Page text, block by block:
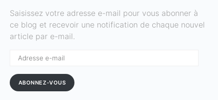
Saisissez votre adresse e-mail pour vous abonner à
ce blog et recevoir une notification de chaque nouvel
article par e-mail.
ABONNEZ-VOUS